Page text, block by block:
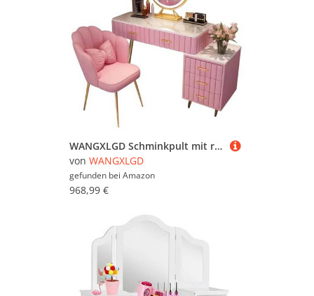
WANGXLGD Schminkpult mit rundem Spiegel und Beleuchtung, Kleiner Schminktisch für das Schlafzimmer mit viel Stauraum, 3 Beleuchtungsmodi (Pink,80cm)
von WANGXLGD
gefunden bei Amazon
968,99 €